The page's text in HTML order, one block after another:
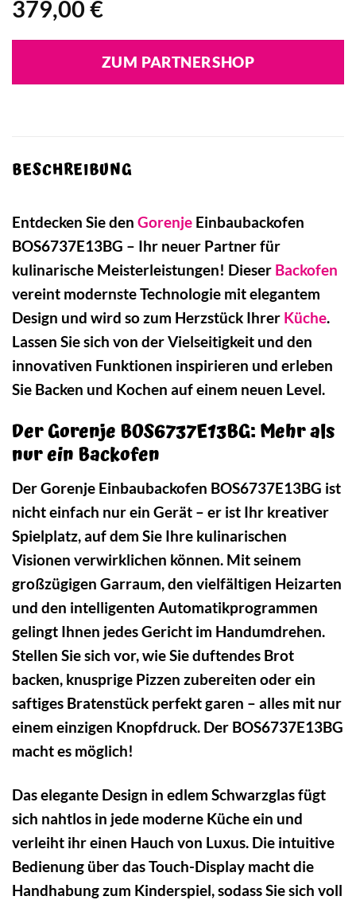
379,00 €
ZUM PARTNERSHOP
BESCHREIBUNG
Entdecken Sie den Gorenje Einbaubackofen
BOS6737E13BG – Ihr neuer Partner für
kulinarische Meisterleistungen! Dieser Backofen
vereint modernste Technologie mit elegantem
Design und wird so zum Herzstück Ihrer Küche.
Lassen Sie sich von der Vielseitigkeit und den
innovativen Funktionen inspirieren und erleben
Sie Backen und Kochen auf einem neuen Level.
Der Gorenje BOS6737E13BG: Mehr als
nur ein Backofen
Der Gorenje Einbaubackofen BOS6737E13BG ist
nicht einfach nur ein Gerät – er ist Ihr kreativer
Spielplatz, auf dem Sie Ihre kulinarischen
Visionen verwirklichen können. Mit seinem
großzügigen Garraum, den vielfältigen Heizarten
und den intelligenten Automatikprogrammen
gelingt Ihnen jedes Gericht im Handumdrehen.
Stellen Sie sich vor, wie Sie duftendes Brot
backen, knusprige Pizzen zubereiten oder ein
saftiges Bratenstück perfekt garen – alles mit nur
einem einzigen Knopfdruck. Der BOS6737E13BG
macht es möglich!
Das elegante Design in edlem Schwarzglas fügt
sich nahtlos in jede moderne Küche ein und
verleiht ihr einen Hauch von Luxus. Die intuitive
Bedienung über das Touch-Display macht die
Handhabung zum Kinderspiel, sodass Sie sich voll